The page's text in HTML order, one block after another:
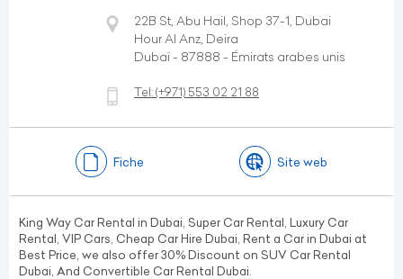
22B St, Abu Hail, Shop 37-1, Dubai
Hour Al Anz, Deira
Dubaï - 87888 - Émirats arabes unis
Tel:(+971) 553 02 21 88
Fiche Site web
King Way Car Rental in Dubai, Super Car Rental, Luxury Car
Rental, VIP Cars, Cheap Car Hire Dubai, Rent a Car in Dubai at
Best Price, we also offer 30% Discount on SUV Car Rental
Dubai, And Convertible Car Rental Dubai.